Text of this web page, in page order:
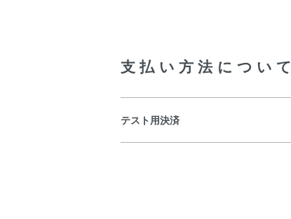
支払い方法について
テスト用決済